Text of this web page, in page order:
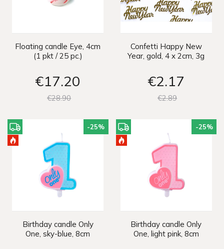
Floating candle Eye, 4cm
(1 pkt / 25 pc.)
€17 20
€2890
Confetti Happy New
Year, gold, 4 x 2cm, 3g
€2 17
€289
-25%
Birthday candle Only
One, sky-blue, 8cm
-25%
Birthday candle Only
One, light pink, 8cm